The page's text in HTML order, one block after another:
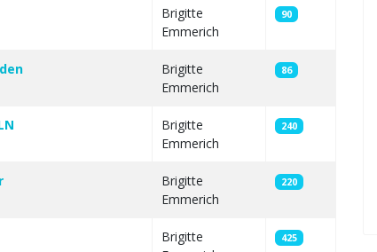
Brigitte
Emmerich
90
Brigitte
Emmerich
86
Brigitte
Emmerich
240
Brigitte
Emmerich
220
Brigitte
425